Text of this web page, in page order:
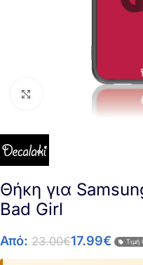
Click to enlarge
Θήκη για
Bad Girl
Από: 23.00€17.99€ Τιμή